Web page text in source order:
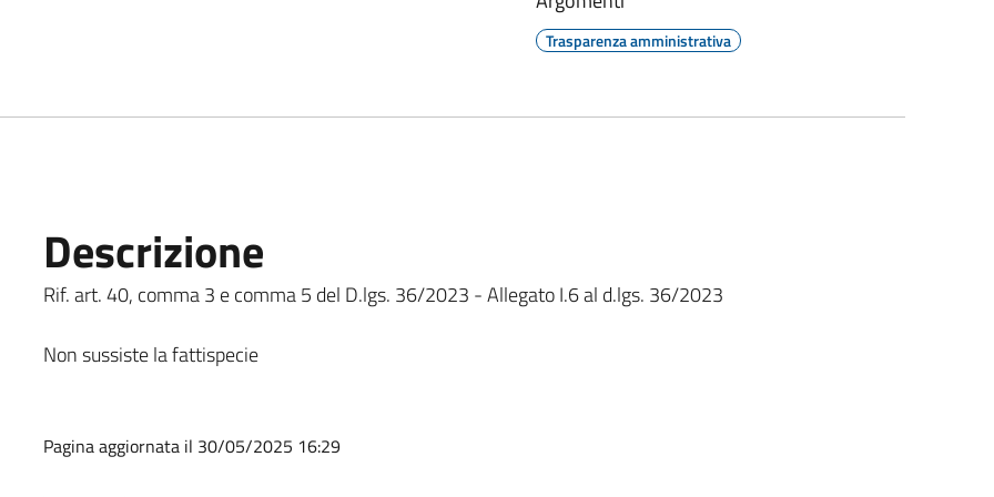
Trasparenza amministrativa
Descrizione
Rif. art. 40, comma 3 e comma 5 del D.lgs. 36/2023 - Allegato I.6 al d.lgs. 36/2023
Non sussiste la fattispecie
Pagina aggiornata il 30/05/2025 16:29